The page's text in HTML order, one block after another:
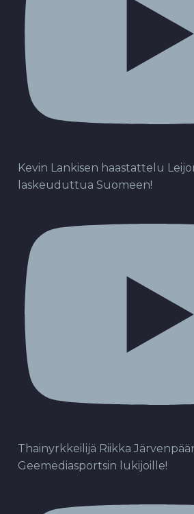
Kevin Lankisen haastattelu
laskeuduttua Suomeen!
Thainyrkkeilijä Riikka
Geemediasportsin lukijoille!